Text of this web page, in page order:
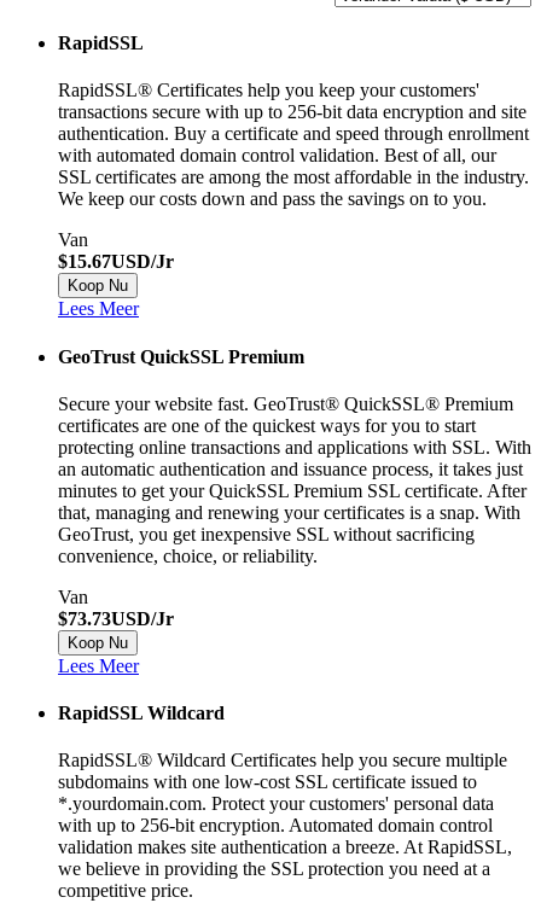
RapidSSL
RapidSSL® Certificates help you keep your customers'
transactions secure with up to 256-bit data encryption and site
authentication. Buy a certificate and speed through enrollment
with automated domain control validation. Best of all, our
SSL certificates are among the most affordable in the industry.
We keep our costs down and pass the savings on to you.
Van
$15.67USD/Jr
Koop Nu
Lees Meer
GeoTrust QuickSSL Premium
Secure your website fast. GeoTrust® QuickSSL® Premium
certificates are one of the quickest ways for you to start
protecting online transactions and applications with SSL. With
an automatic authentication and issuance process, it takes just
minutes to get your QuickSSL Premium SSL certificate. After
that, managing and renewing your certificates is a snap. With
GeoTrust, you get inexpensive SSL without sacrificing
convenience, choice, or reliability.
Van
$73.73USD/Jr
Koop Nu
Lees Meer
RapidSSL Wildcard
RapidSSL® Wildcard Certificates help you secure multiple
subdomains with one low-cost SSL certificate issued to
*.yourdomain.com. Protect your customers' personal data
with up to 256-bit encryption. Automated domain control
validation makes site authentication a breeze. At RapidSSL,
we believe in providing the SSL protection you need at a
competitive price.